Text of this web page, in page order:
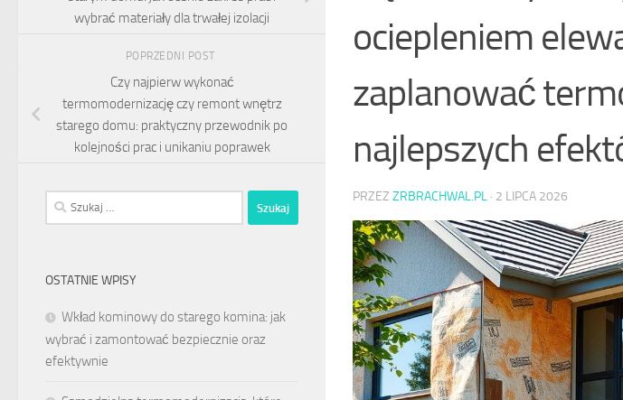
ociepleniem
zaplanować
najlepszych
PRZEZ ZRBRACHWAL.PL · 2 LIPCA 2026
wybrać materiały dla trwałej izolacji
POPRZEDNI POST
Czy najpierw wykonać
termomodernizację czy remont wnętrz
starego domu: praktyczny przewodnik po
kolejności prac i unikaniu poprawek
Szukaj:
OSTATNIE WPISY
Wkład kominowy do starego komina: jak
wybrać i zamontować bezpiecznie oraz
efektywnie